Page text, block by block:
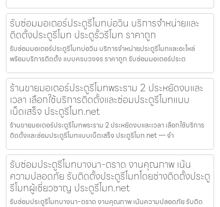
รับซ่อมมอเตอร์ประตูรีโมทบ่อวิน บริการจำหน่ายและ
ติดตั้งประตูรีโมท ประตูรั้วรีโมท ราคาถูก
รับซ่อมมอเตอร์ประตูรีโมทบ่อวิน บริการจำหน่ายประตูรีโมทและอะไหล่
พร้อมบริการติดตั้ง แบบครบวงจร ราคาถูก รับซ่อมมอเตอร์ประต
ร้านขายมอเตอร์ประตูรีโมทพระราม 2 ประหยัดงบและ
เวลา เลือกใช้บริการติดตั้งและซ่อมประตูรีโมทแบบ
เบ็ดเสร็จ ประตูรีโมท.net
ร้านขายมอเตอร์ประตูรีโมทพระราม 2 ประหยัดงบและเวลา เลือกใช้บริการ
ติดตั้งและซ่อมประตูรีโมทแบบเบ็ดเสร็จ ประตูรีโมท.net — จำ
รับซ่อมประตูรีโมทบางนา-ตราด งานคุณภาพ เน้น
ความปลอดภัย รับติดตั้งประตูรีโมทโดยช่างติดตั้งประตู
รีโมทผู้เชี่ยวชาญ ประตูรีโมท.net
รับซ่อมประตูรีโมทบางนา-ตราด งานคุณภาพ เน้นความปลอดภัย รับติด